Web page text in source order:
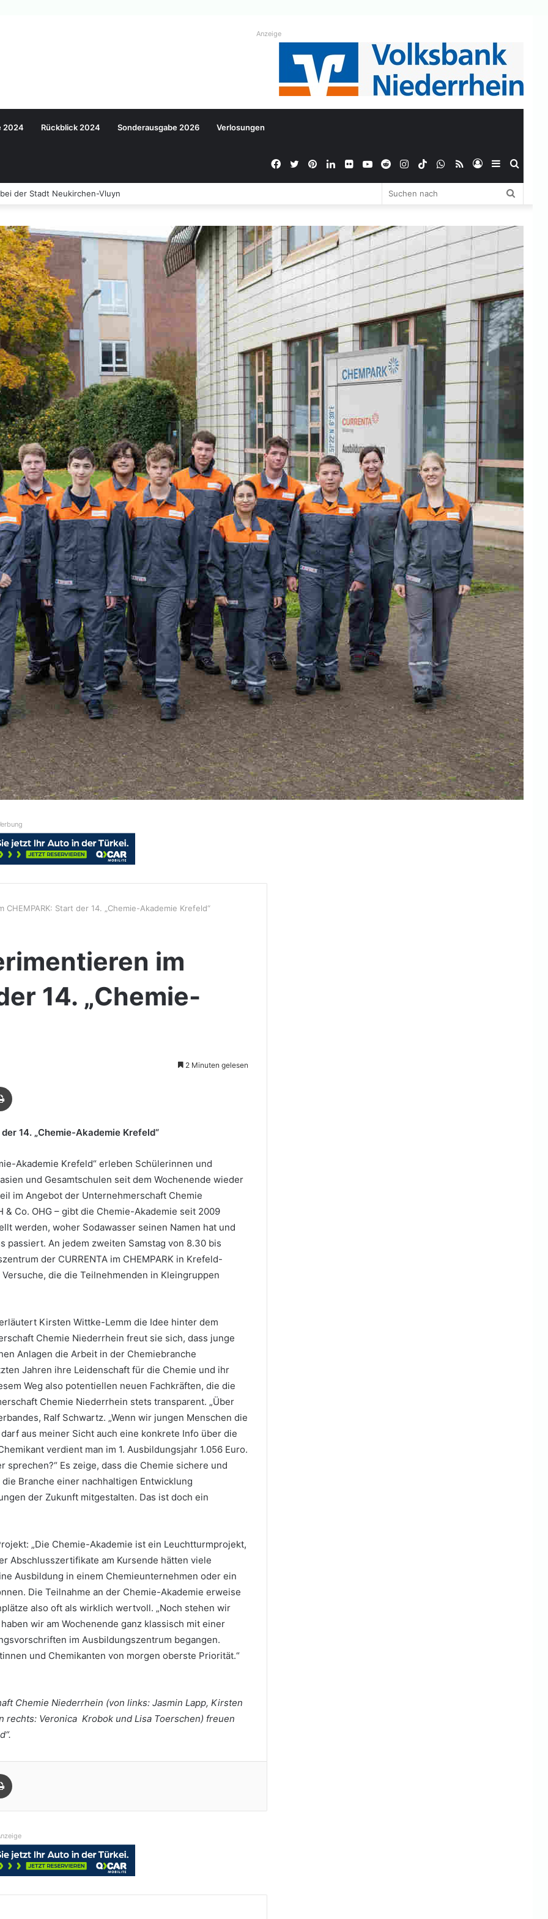
Anzeige
2024 Rückblick 2024 Sonderausgabe 2026 Verlosungen
Sidebar
Anmelden
RSS
WhatsApp
TikTok
Instagram
Reddit
YouTube
Flickr
LinkedIn
Pinterest
Twitter
Facebook
der Stadt Neukirchen-Vluyn
Start der 14. „Chemie-Akademie Krefeld“
im
14. „Chemie-
2 Minuten gelesen
14. „Chemie-Akademie Krefeld“
Akademie Krefeld“ erleben Schülerinnen und
und Gesamtschulen seit dem Wochenende wieder
im Angebot der Unternehmerschaft Chemie
Co. OHG – gibt die Chemie-Akademie seit 2009
werden, woher Sodawasser seinen Namen hat und
passiert. An jedem zweiten Samstag von 8.30 bis
der CURRENTA im CHEMPARK in Krefeld-
die die Teilnehmenden in Kleingruppen
Kirsten Wittke-Lemm die Idee hinter dem
Chemie Niederrhein freut sie sich, dass junge
Anlagen die Arbeit in der Chemiebranche
Jahren ihre Leidenschaft für die Chemie und ihr
Weg also potentiellen neuen Fachkräften, die die
Chemie Niederrhein stets transparent. „Über
Ralf Schwartz. „Wenn wir jungen Menschen die
aus meiner Sicht auch eine konkrete Info über die
verdient man im 1. Ausbildungsjahr 1.056 Euro.
sprechen?“ Es zeige, dass die Chemie sichere und
Branche einer nachhaltigen Entwicklung
der Zukunft mitgestalten. Das ist doch ein
„Die Chemie-Akademie ist ein Leuchtturmprojekt,
Abschlusszertifikate am Kursende hätten viele
Ausbildung in einem Chemieunternehmen oder ein
Die Teilnahme an der Chemie-Akademie erweise
also oft als wirklich wertvoll. „Noch stehen wir
wir am Wochenende ganz klassisch mit einer
im Ausbildungszentrum begangen.
und Chemikanten von morgen oberste Priorität.“
Chemie Niederrhein (von links: Jasmin Lapp, Kirsten
rechts: Veronica Krobok und Lisa Toerschen) freuen